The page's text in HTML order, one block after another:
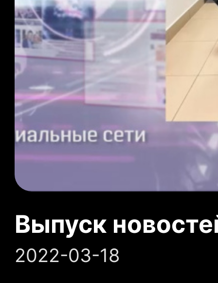
Выпуск
2022-03-18